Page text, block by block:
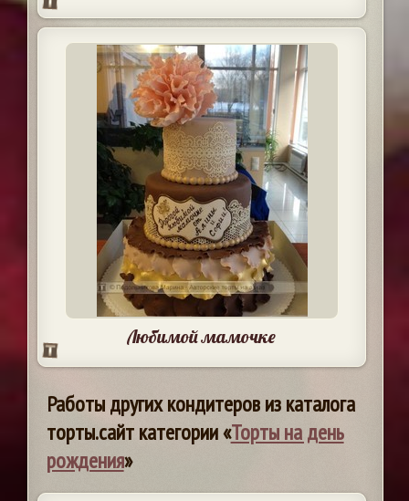
Любимой мамочке
Работы других кондитеров из каталога
торты.сайт категории «Торты на день
рождения»